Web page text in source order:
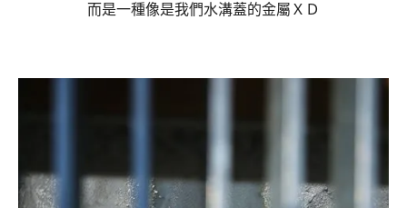
而是一種像是我們水溝蓋的金屬ＸＤ